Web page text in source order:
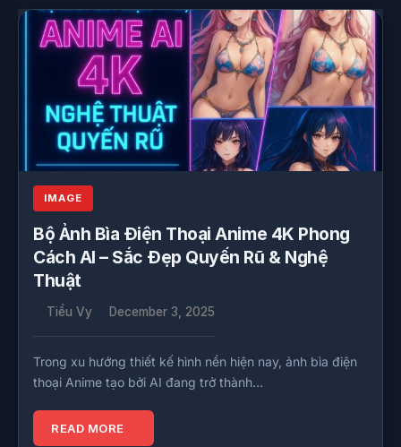
IMAGE
Bộ Ảnh Bìa Điện Thoại Anime 4K Phong
Cách AI – Sắc Đẹp Quyến Rũ & Nghệ
Thuật
Tiểu Vy December 3, 2025
Trong xu hướng thiết kế hình nền hiện nay, ảnh bìa điện
thoại Anime tạo bởi AI đang trở thành…
READ MORE